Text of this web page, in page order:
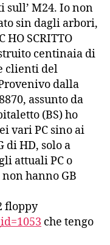
sull’ M24. Io non
sin dagli arbori,
HO SCRITTO
centinaia di
clienti del
dalla
assunto da
(BS) ho
vari PC sino ai
di HD, solo a
attuali PC o
hanno GB
floppy
che tengo